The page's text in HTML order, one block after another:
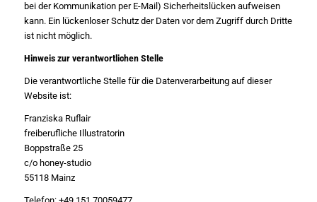
bei der Kommunikation per E-Mail) Sicherheitslücken aufweisen
kann. Ein lückenloser Schutz der Daten vor dem Zugriff durch Dritte
ist nicht möglich.
Hinweis zur verantwortlichen Stelle
Die verantwortliche Stelle für die Datenverarbeitung auf dieser
Website ist:
Franziska Ruflair
freiberufliche Illustratorin
Boppstraße 25
c/o honey-studio
55118 Mainz